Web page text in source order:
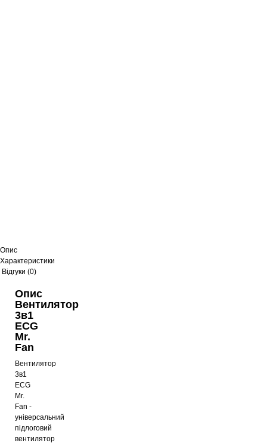
Опис
Характеристики
Відгуки (0)
Опис
Вентилятор
3в1
ECG
Mr.
Fan
Вентилятор
3в1
ECG
Mr.
Fan -
універсальний
підлоговий
вентилятор